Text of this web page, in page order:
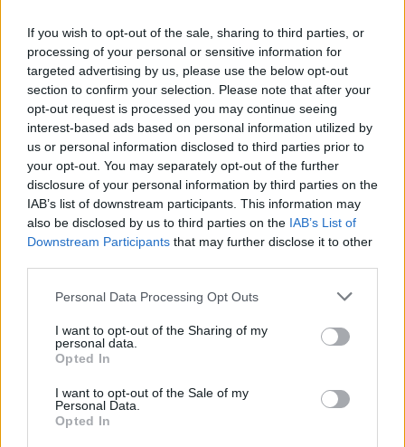
If you wish to opt-out of the sale, sharing to third parties, or
processing of your personal or sensitive information for
targeted advertising by us, please use the below opt-out
section to confirm your selection. Please note that after your
opt-out request is processed you may continue seeing
interest-based ads based on personal information utilized by
us or personal information disclosed to third parties prior to
your opt-out. You may separately opt-out of the further
disclosure of your personal information by third parties on the
IAB’s list of downstream participants. This information may
also be disclosed by us to third parties on the IAB’s List of
Downstream Participants that may further disclose it to other
Personal Data Processing Opt Outs
I want to opt-out of the Sharing of my
personal data.
Opted In
I want to opt-out of the Sale of my
Personal Data.
Opted In